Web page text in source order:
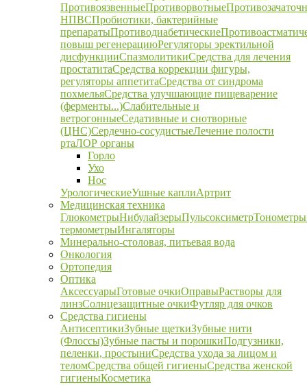
ПротивоязвенныеПротиворвотные
НПВСПробиотики, бактерийные
препаратыПротиводиабетические
повыш регенерациюРегуляторы эректильной
дисфункцииСпазмолитикиСредства для лечения
простатитаСредства коррекции фигуры,
регуляторы аппетитаСредства от синдрома
похмельяСредства улучшающие пищеварение
(ферменты...)Слабительные и
ветрогонныеСедативные и снотворные
(ЦНС)Сердечно-сосудистыеЛечение полости
ртаЛОР органы
Горло
Ухо
Нос
УрологическиеУшные каплиАртрит
Медицинская техника
ГлюкометрыНибулайзерыПульсоксиметрТонометры
термометрыИнгаляторы
Минерально-столовая, питьевая вода
Онкология
Ортопедия
Оптика
АксессуарыГотовые очкиОправыРастворы для
линзСолнцезащитные очкиФутляр для очков
Средства гигиены
АнтисептикиЗубные щеткиЗубные нити
(Флоссы)Зубные пасты и порошкиПодгузники,
пеленки, простыниСредства ухода за лицом и
теломСредства общей гигиеныСредства женской
гигиеныКосметика